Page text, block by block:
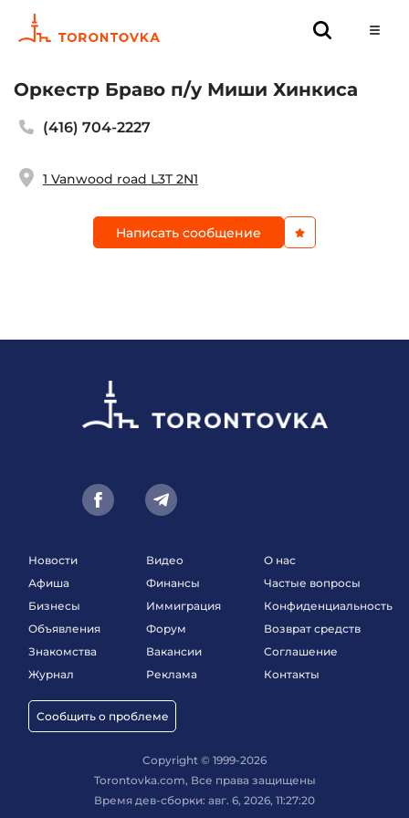
Оркестр Браво п/у Миши Хинкиса
(416) 704-2227
1 Vanwood road L3T 2N1
Написать сообщение
Новости
Афиша
Бизнесы
Объявления
Знакомства
Журнал
Сообщить о проблеме
Видео
Финансы
Иммиграция
Форум
Вакансии
Реклама
О нас
Частые вопросы
Конфиденциальность
Возврат средств
Соглашение
Контакты
Copyright © 1999-2026
Torontovka.com, Все права защищены
Время дев-сборки: авг. 6, 2026, 11:27:20